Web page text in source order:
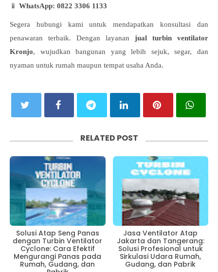
📱 WhatsApp: 0822 3306 1133
Segera hubungi kami untuk mendapatkan konsultasi dan
penawaran terbaik. Dengan layanan jual turbin ventilator
Kronjo, wujudkan bangunan yang lebih sejuk, segar, dan
nyaman untuk rumah maupun tempat usaha Anda.
RELATED POST
Solusi Atap Seng Panas
dengan Turbin Ventilator
Cyclone: Cara Efektif
Mengurangi Panas pada
Rumah, Gudang, dan
Jasa Ventilator Atap
Jakarta dan Tangerang:
Solusi Profesional untuk
Sirkulasi Udara Rumah,
Gudang, dan Pabrik